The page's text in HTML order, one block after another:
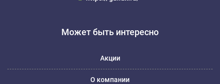
Может быть интересно
Акции
О компании